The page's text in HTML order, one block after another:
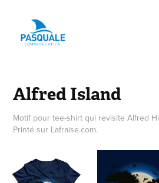
Alfred Island
Motif pour tee-shirt qui revisite Alfred
Printé sur Lafraise.com.